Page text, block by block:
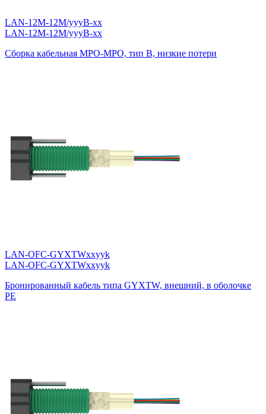
LAN-12M-12M/yyyB-xx
LAN-12M-12M/yyyB-xx
Сборка кабельная MPO-MPO, тип B, низкие потери
LAN-OFC-GYXTWxxyyk
LAN-OFC-GYXTWxxyyk
Бронированный кабель типа GYXTW, внешний, в оболочке
PE